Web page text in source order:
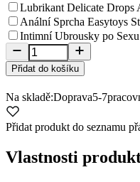
Lubrikant Delicate Drops
Anální Sprcha Easytoys
Intimní Ubrousky po
Přidat do košíku
Na skladě:Doprava5-7
Přidat produkt do seznamu
Vlastnosti